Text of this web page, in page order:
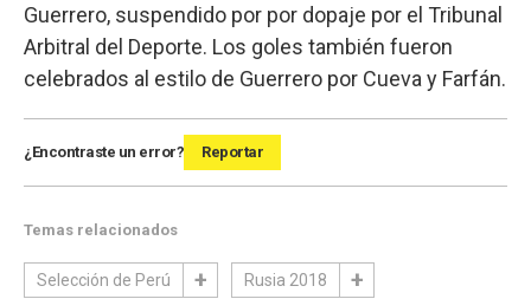
Guerrero, suspendido por por dopaje por el Tribunal
Arbitral del Deporte. Los goles también fueron
celebrados al estilo de Guerrero por Cueva y Farfán.
¿Encontraste un error? Reportar
Temas relacionados
Selección de Perú Rusia 2018